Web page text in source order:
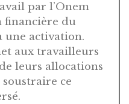
par l’Onem
financière du
une activation.
aux travailleurs
leurs allocations
ce